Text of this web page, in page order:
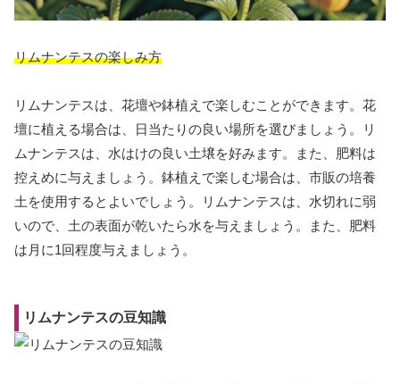
リムナンテスの楽しみ方
リムナンテスは、花壇や鉢植えで楽しむことができます。花
壇に植える場合は、日当たりの良い場所を選びましょう。リ
ムナンテスは、水はけの良い土壌を好みます。また、肥料は
控えめに与えましょう。鉢植えで楽しむ場合は、市販の培養
土を使用するとよいでしょう。リムナンテスは、水切れに弱
いので、土の表面が乾いたら水を与えましょう。また、肥料
は月に1回程度与えましょう。
リムナンテスの豆知識